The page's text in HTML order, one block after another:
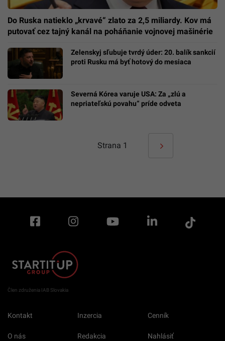
Do Ruska natieklo „krvavé“ zlato za 2,5 miliardy. Kov má
putovať cez tajný kanál na poháňanie vojnovej mašinérie
Zelenskyj sľubuje tvrdý úder: 20. balík sankcií
proti Rusku má byť hotový do mesiaca
Severná Kórea varuje USA: Za „zlú a
nepriateľskú povahu“ príde odveta
Strana 1
Člen združenia IAB Slovakia
Kontakt Inzercia Cenník
O nás Redakcia
Nahlásiť